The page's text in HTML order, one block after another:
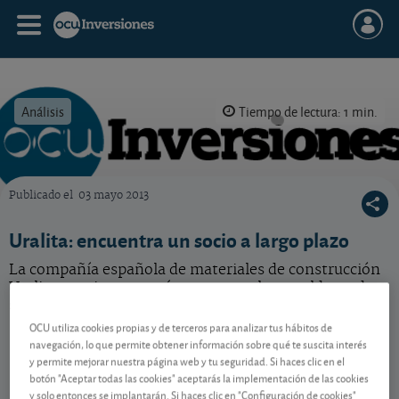
Análisis Tiempo de lectura: 1 min.
Publicado el 03 mayo 2013
Uralita: encuentra un socio a largo plazo
La compañía española de materiales de construcción
Uralita consigue un préstamo con el que saldar toda
Contenido reservado a SOCIOS
OCU utiliza cookies propias y de terceros para analizar tus hábitos de
navegación, lo que permite obtener información sobre qué te suscita interés
y permite mejorar nuestra página web y tu seguridad. Si haces clic en el
botón "Aceptar todas las cookies" aceptarás la implementación de las cookies
y solo entonces se implantarán. Si haces clic en "Configuración de cookies"